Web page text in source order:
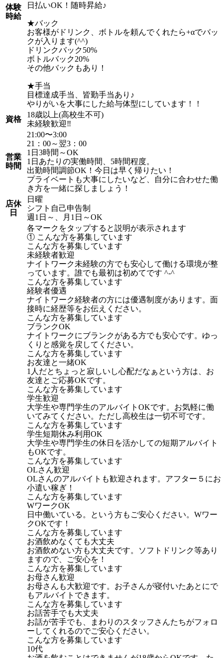
体験
時給
日払いOK！随時昇給♪
★バック
お客様がドリンク、ボトルを頼んでくれたら+αでバッ
クが入ります(^^)
ドリンクバック50%
ボトルバック20%
その他バックもあり！
★手当
目標達成手当、皆勤手当あり♪
やりがいを大事にした給与体型にしています！！
資格
18歳以上(高校生不可)
未経験歓迎‼️
営業
時間
21:00〜3:00
21：00～翌3：00
1日3時間～OK
1日あたりの実働時間、5時間程度。
出勤時間調節OK！今日は早く帰りたい！
プライベートも大事にしたいなど、自分に合わせた働
き方を一緒に探しましょう！
店休
日
日曜
シフト自己申告制
週1日～、月1日～OK
各マークをタップすると説明が表示されます
① こんな方を募集しています
こんな方を募集しています
未経験者歓迎
ナイトワーク未経験の方でも安心して働ける環境が整
っています。誰でも最初は初めてです ^-^
こんな方を募集しています
経験者優遇
ナイトワーク経験者の方には優遇制度があります。面
接時に経歴等をお伝えください。
こんな方を募集しています
ブランクOK
ナイトワークにブランクがある方でも安心です。ゆっ
くりと感覚を戻してください。
こんな方を募集しています
お友達と一緒OK
1人だとちょっと寂しいし心配だなぁという方は、お
友達とご応募OKです。
こんな方を募集しています
学生歓迎
大学生や専門学生のアルバイトOKです。お気軽に働
いてみてください。ただし高校生は一切不可です。
こんな方を募集しています
学生短期休み利用OK
大学生や専門学生の休日を活かしての短期アルバイト
もOKです。
こんな方を募集しています
OLさん歓迎
OLさんのアルバイトも歓迎されます。アフター５にお
小遣い稼ぎ！
こんな方を募集しています
WワークOK
日中働いている。という方もご安心ください。Wワー
クOKです！
こんな方を募集しています
お酒飲めなくても大丈夫
お酒飲めない方も大丈夫です。ソフトドリンク等あり
ますので、ご安心を！
こんな方を募集しています
お母さん歓迎
お母さんも大歓迎です。お子さんが寝付いたあとにで
もアルバイトできます。
こんな方を募集しています
お話苦手でも大丈夫
お話が苦手でも、まわりのスタッフさんたちがフォロ
ーしてくれるのでご安心ください。
こんな方を募集しています
10代